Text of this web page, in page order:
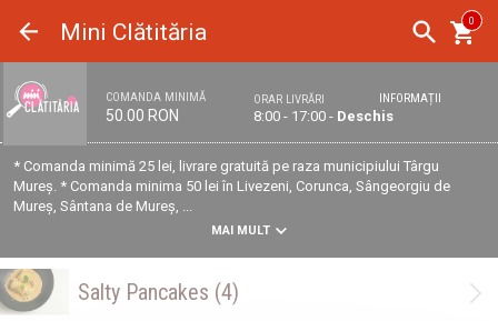
Mini Clătităria 0
COMANDA MINIMĂ
50.00 RON
INFORMAȚII
ORAR LIVRĂRI
8:00 - 17:00 - Deschis
* Comanda minimă 25 lei, livrare gratuită pe raza municipiului Târgu
Mureș. * Comanda minima 50 lei în Livezeni, Corunca, Sângeorgiu de
Mureș, Sântana de Mureș, ...
MAI MULT
Salty Pancakes (4)